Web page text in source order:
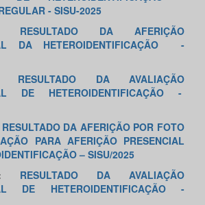
- SISU-2025
RESULTADO DA AFERIÇÃO
DA HETEROIDENTIFICAÇÃO -
RESULTADO DA AVALIAÇÃO
DE HETEROIDENTIFICAÇÃO -
RESULTADO DA AFERIÇÃO POR FOTO
PARA AFERIÇÃO PRESENCIAL
– SISU/2025
RESULTADO DA AVALIAÇÃO
DE HETEROIDENTIFICAÇÃO -